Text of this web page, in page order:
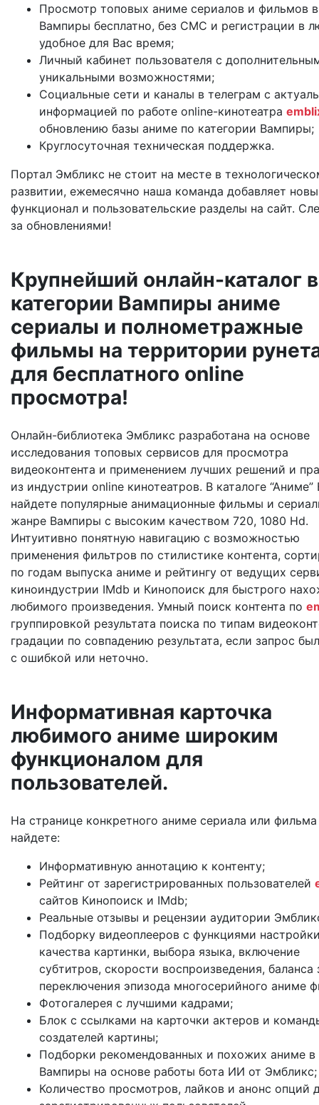
Просмотр топовых аниме сериалов и фильмов
Вампиры бесплатно, без СМС и регистрации в
удобное для Вас время;
Личный кабинет пользователя с
уникальными возможностями;
Социальные сети и каналы в телеграм с
информацией по работе online-кинотеатра
обновлению базы аниме по категории Вампиры;
Круглосуточная техническая поддержка.
Портал Эмбликс не стоит на месте в
развитии, ежемесячно наша команда добавляет
функционал и пользовательские разделы на сайт.
за обновлениями!
Крупнейший онлайн-каталог в
категории Вампиры аниме
сериалы и полнометражные
фильмы на территории
для бесплатного online
просмотра!
Онлайн-библиотека Эмбликс разработана на основе
исследования топовых сервисов для просмотра
видеоконтента и применением лучших решений и
из индустрии online кинотеатров. В каталоге “Аниме”
найдете популярные анимационные фильмы и
жанре Вампиры с высоким качеством 720, 1080 Hd.
Интуитивно понятную навигацию с возможностью
применения фильтров по стилистике контента,
по годам выпуска аниме и рейтингу от ведущих
киноиндустрии IMdb и Кинопоиск для быстрого
любимого произведения. Умный поиск контента по
группировкой результата поиска по типам
градации по совпадению результата, если запрос
с ошибкой или неточно.
Информативная карточка
любимого аниме широким
функционалом для
пользователей.
На странице конкретного аниме сериала или
найдете:
Информативную аннотацию к контенту;
Рейтинг от зарегистрированных пользователей
сайтов Кинопоиск и IMdb;
Реальные отзывы и рецензии аудитории
Подборку видеоплееров с функциями
качества картинки, выбора языка, включение
субтитров, скорости воспроизведения, баланса
переключения эпизода многосерийного аниме
Фотогалерея с лучшими кадрами;
Блок с ссылками на карточки актеров и
создателей картины;
Подборки рекомендованных и похожих аниме
Вампиры на основе работы бота ИИ от Эмбликс;
Количество просмотров, лайков и анонс опций